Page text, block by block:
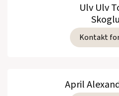
Ulv Ulv
Kontakt
April